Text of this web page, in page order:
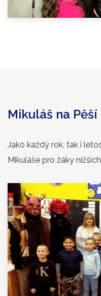
Mikuláš na Pěší
Jako každý rok, tak i
Mikuláše pro žáky